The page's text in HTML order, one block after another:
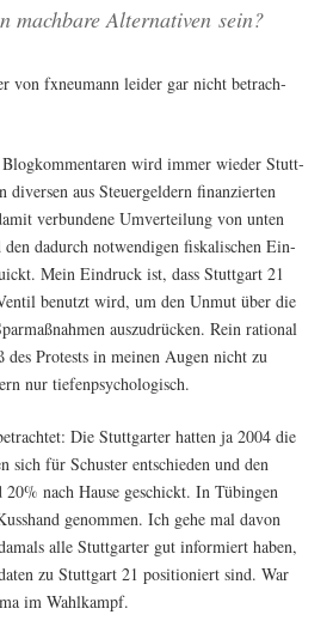
mach­ba­re Alter­na­ti­ven sein?
von fxneu­mann lei­der gar nicht betrach­
wird immer wie­der Stutt­
diver­sen aus Steu­er­gel­dern finan­zier­ten
ver­bun­de­ne Umver­tei­lung von unten
den dadurch not­wen­di­gen fis­ka­li­schen Ein­
Mein Ein­druck ist, dass Stutt­gart 21
benutzt wird, um den Unmut über die
aus­zu­drü­cken. Rein ratio­nal
des Pro­tests in mei­nen Augen nicht zu
nur tiefenpsychologisch.
Die Stutt­gar­ter hat­ten ja 2004 die
sich für Schus­ter ent­schie­den und den
nach Hau­se geschickt. In Tübin­gen
genom­men. Ich gehe mal davon
alle Stutt­gar­ter gut infor­miert haben,
zu Stutt­gart 21 posi­tio­niert sind. War
im Wahlkampf.